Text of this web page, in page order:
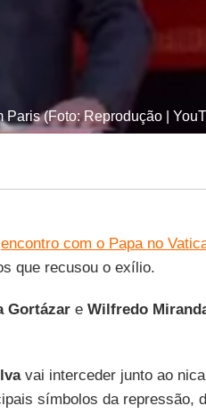
Paris (Foto: Reprodução |
encontro com o Papa no
que recusou o exílio.
Gortázare Wilfredo
vai interceder junto ao
símbolos da repressão,